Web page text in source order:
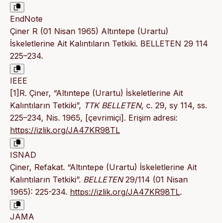
EndNote
Çiner R (01 Nisan 1965) Altıntepe (Urartu)
İskeletlerine Ait Kalıntıların Tetkiki. BELLETEN 29 114
225–234.
IEEE
[1]R. Çiner, “Altıntepe (Urartu) İskeletlerine Ait
Kalıntıların Tetkiki”, TTK BELLETEN, c. 29, sy 114, ss.
225–234, Nis. 1965, [çevrimiçi]. Erişim adresi:
https://izlik.org/JA47KR98TL
ISNAD
Çiner, Refakat. “Altıntepe (Urartu) İskeletlerine Ait
Kalıntıların Tetkiki”. BELLETEN29/114 (01 Nisan
1965): 225-234. https://izlik.org/JA47KR98TL.
JAMA